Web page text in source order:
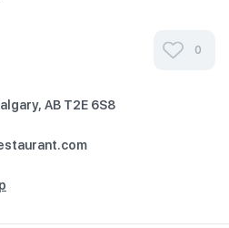
We serve Lunch Buffet from
0
AB T2E 6S8